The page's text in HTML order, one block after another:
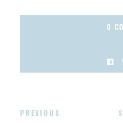
0
PREVIOUS